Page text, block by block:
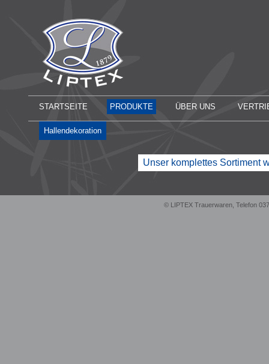
STARTSEITE PRODUKTE ÜBER UNS
Hallendekoration
Unser komplettes Sortiment
© LIPTEX Trauerwaren, Telefon